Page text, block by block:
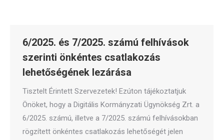
6/2025. és 7/2025. számú felhívások
szerinti önkéntes csatlakozás
lehetőségének lezárása
Tisztelt Érintett Szervezetek! Ezúton tájékoztatjuk
Önöket, hogy a Digitális Kormányzati Ügynökség Zrt. a
6/2025. számú, illetve a 7/2025. számú felhívásokban
rögzített önkéntes csatlakozás lehetőségét jelen